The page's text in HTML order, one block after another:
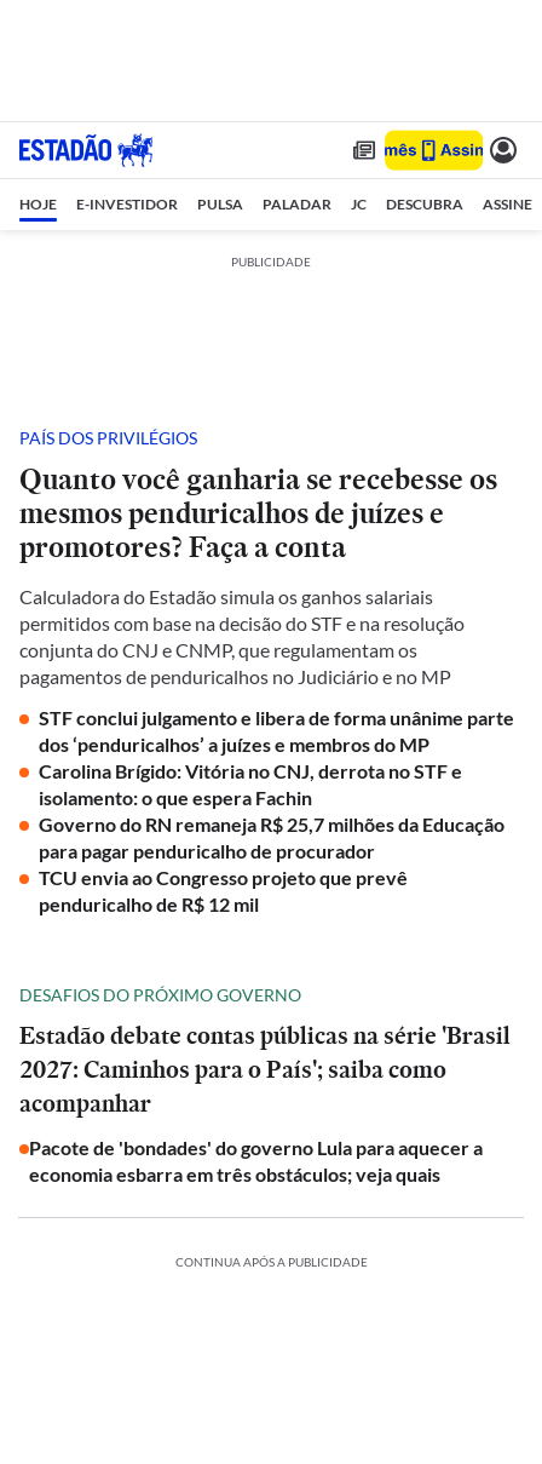
HOJE E-INVESTIDOR PULSA PALADAR JC DESCUBRA ASSINE
PUBLICIDADE
PAÍS DOS PRIVILÉGIOS
Quanto você ganharia se recebesse os
mesmos penduricalhos de juízes e
promotores? Faça a conta
Calculadora do Estadão simula os ganhos salariais
permitidos com base na decisão do STF e na resolução
conjunta do CNJ e CNMP, que regulamentam os
pagamentos de penduricalhos no Judiciário e no MP
STF conclui julgamento e libera de forma unânime parte
dos ‘penduricalhos’ a juízes e membros do MP
Carolina Brígido: Vitória no CNJ, derrota no STF e
isolamento: o que espera Fachin
Governo do RN remaneja R$ 25,7 milhões da Educação
para pagar penduricalho de procurador
TCU envia ao Congresso projeto que prevê
penduricalho de R$ 12 mil
DESAFIOS DO PRÓXIMO GOVERNO
Estadão debate contas públicas na série 'Brasil
2027: Caminhos para o País'; saiba como
acompanhar
Pacote de 'bondades' do governo Lula para aquecer a
economia esbarra em três obstáculos; veja quais
CONTINUA APÓS A PUBLICIDADE